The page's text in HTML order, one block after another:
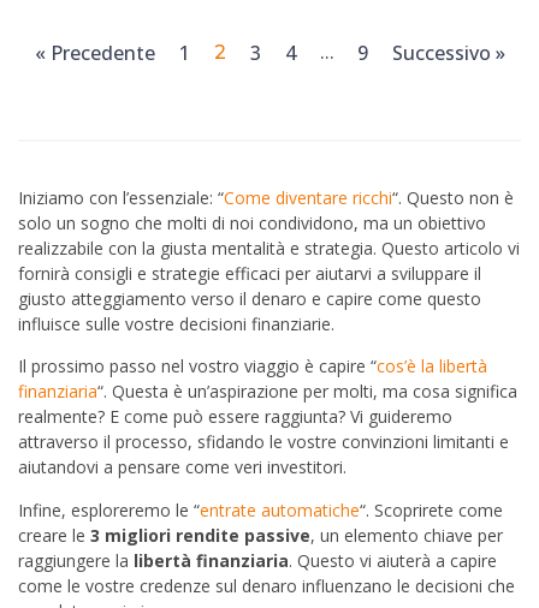
« Precedente 1 2 3 4 … 9 Successivo »
Iniziamo con l’essenziale: “Come diventare ricchi“. Questo non è
solo un sogno che molti di noi condividono, ma un obiettivo
realizzabile con la giusta mentalità e strategia. Questo articolo vi
fornirà consigli e strategie efficaci per aiutarvi a sviluppare il
giusto atteggiamento verso il denaro e capire come questo
influisce sulle vostre decisioni finanziarie.
Il prossimo passo nel vostro viaggio è capire “cos’è la libertà
finanziaria“. Questa è un’aspirazione per molti, ma cosa significa
realmente? E come può essere raggiunta? Vi guideremo
attraverso il processo, sfidando le vostre convinzioni limitanti e
aiutandovi a pensare come veri investitori.
Infine, esploreremo le “entrate automatiche“. Scoprirete come
creare le 3 migliori rendite passive, un elemento chiave per
raggiungere la libertà finanziaria. Questo vi aiuterà a capire
come le vostre credenze sul denaro influenzano le decisioni che